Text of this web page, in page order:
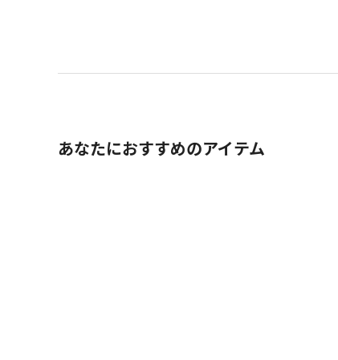
あなたにおすすめのアイテム